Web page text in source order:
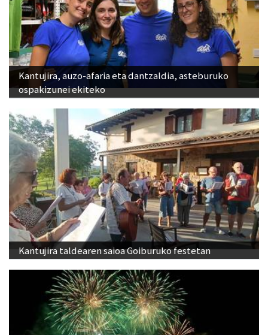
Kantujira, auzo-afaria eta dantzaldia, asteburuko
ospakizunei ekiteko
Kantujira taldearen saioa Goiburuko festetan